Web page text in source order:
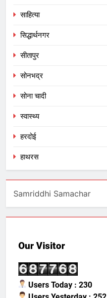
साहित्या
सिद्धार्थनगर
सीतापुर
सोनभद्र
सोना चादी
स्वास्थ्य
हरदोई
हाथरस
Samriddhi Samachar
Our Visitor
Users Today : 230